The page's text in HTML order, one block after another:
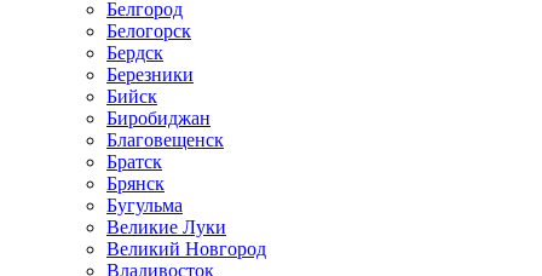
Белгород
Белогорск
Бердск
Березники
Бийск
Биробиджан
Благовещенск
Братск
Брянск
Бугульма
Великие Луки
Великий Новгород
Владивосток